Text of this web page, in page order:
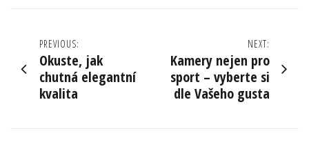
Navigace
pro
příspěvek
PREVIOUS:
Okuste, jak
chutná elegantní
kvalita
NEXT:
Kamery nejen pro
sport – vyberte si
dle Vašeho gusta